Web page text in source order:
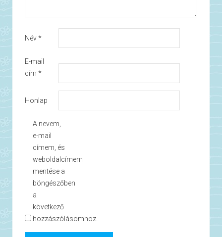
Név*
E-mail
cím *
Honlap
A nevem,
e-mail
címem, és
weboldalcímem
mentése a
böngészőben
a
következő
hozzászólásomhoz.